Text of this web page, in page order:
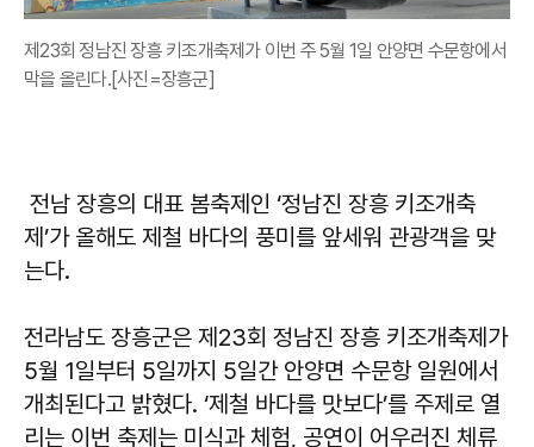
제23회 정남진 장흥 키조개축제가 이번 주 5월 1일 안양면 수문항에서
막을 올린다.[사진=장흥군]
전남 장흥의 대표 봄축제인 ‘정남진 장흥 키조개축
제’가 올해도 제철 바다의 풍미를 앞세워 관광객을 맞
는다.
전라남도 장흥군은 제23회 정남진 장흥 키조개축제가
5월 1일부터 5일까지 5일간 안양면 수문항 일원에서
개최된다고 밝혔다. ‘제철 바다를 맛보다’를 주제로 열
리는 이번 축제는 미식과 체험, 공연이 어우러진 체류